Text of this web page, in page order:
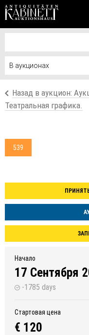
Назад в аукцион:
Театральная графика.
539
Начало
17 Сентября
-1785 days
Стартовая цена
€ 120